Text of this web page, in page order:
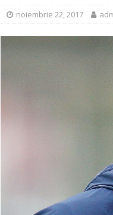
noiembrie 22, 2017